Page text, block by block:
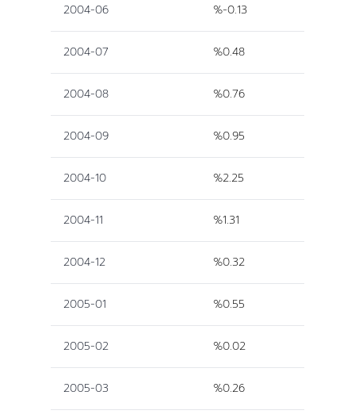
2004-06 %-0.13
2004-07 %0.48
2004-08 %0.76
2004-09 %0.95
2004-10 %2.25
2004-11 %1.31
2004-12 %0.32
2005-01 %0.55
2005-02 %0.02
2005-03 %0.26